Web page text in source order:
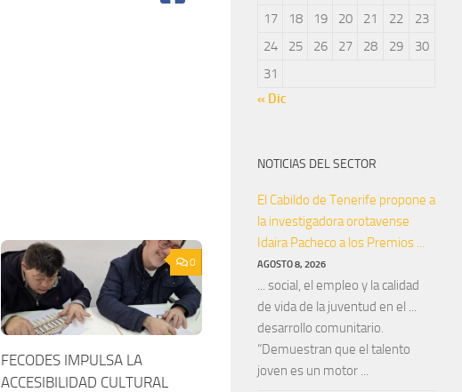
0
FECODES IMPULSA LA
ACCESIBILIDAD CULTURAL
17
18 19 20 21 22
23
24
25 26 27 28 29
30
31
« Dic
NOTICIAS DEL SECTOR
El Cabildo de Tenerife propone a
la investigadora orotavense
Idaira Pacheco a los Premios ...
AGOSTO 8, 2026
... social, el empleo y la calidad
de vida de la juventud en el ...
desarrollo comunitario.
“Demuestran que el talento
joven es un motor ...